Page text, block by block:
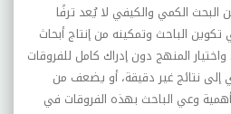
البحث الكمي والكيفي لا يُعد ترفًا
الباحث وتمكينه من إنتاج أبحاث
المنهج دون إدراك كامل للفروقات
إلى نتائج غير دقيقة، أو يضعف من
أهمية وعي الباحث بهذه الفروقات في